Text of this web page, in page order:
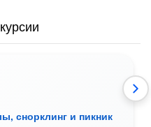
снорклинг и пикник